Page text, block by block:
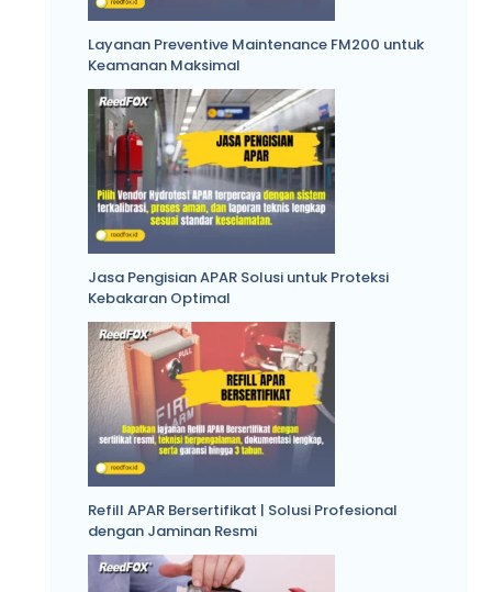
Layanan Preventive Maintenance FM200 untuk
Keamanan Maksimal
Jasa Pengisian APAR Solusi untuk Proteksi
Kebakaran Optimal
Refill APAR Bersertifikat | Solusi Profesional
dengan Jaminan Resmi